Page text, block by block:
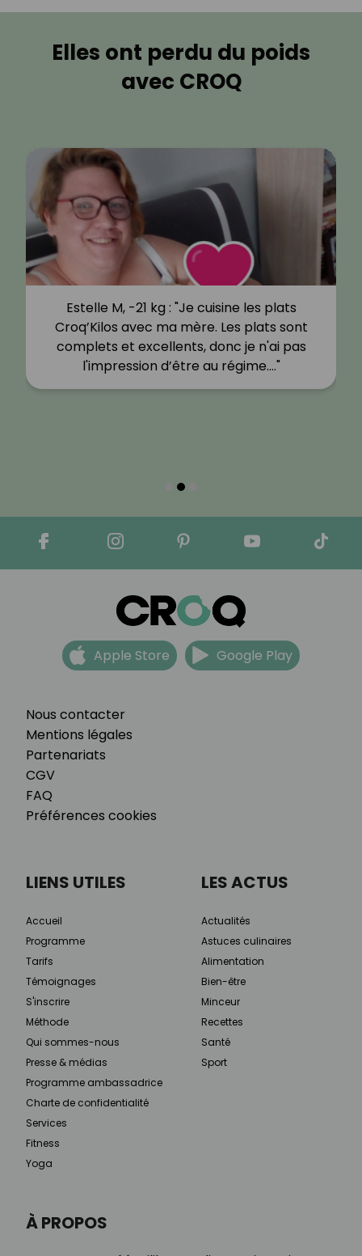
Elles ont perdu du poids
avec CROQ
Estelle M, -21 kg : "Je cuisine les plats
Croq’Kilos avec ma mère. Les plats sont
complets et excellents, donc je n'ai pas
l'impression d’être au régime.…"
Nous contacter
Mentions légales
Partenariats
CGV
FAQ
Préférences cookies
Apple Store Google Play
À PROPOS
LIENS UTILES
Accueil
Programme
Tarifs
Témoignages
S'inscrire
Méthode
Qui sommes-nous
Presse & médias
Programme ambassadrice
Charte de confidentialité
Services
Fitness
Yoga
LES ACTUS
Actualités
Astuces culinaires
Alimentation
Bien-être
Minceur
Recettes
Santé
Sport